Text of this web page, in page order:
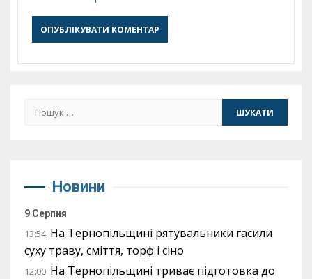
Пошук:
Новини
9 Серпня
13:54 На Тернопільщині рятувальники гасили
суху траву, сміття, торф і сіно
12:00 На Тернопільщині триває підготовка до